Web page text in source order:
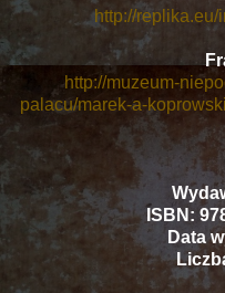
http://
http://muzeum-
palacu/marek-a-
ISBN:
Data